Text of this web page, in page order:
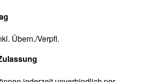
Übern./Verpfl.